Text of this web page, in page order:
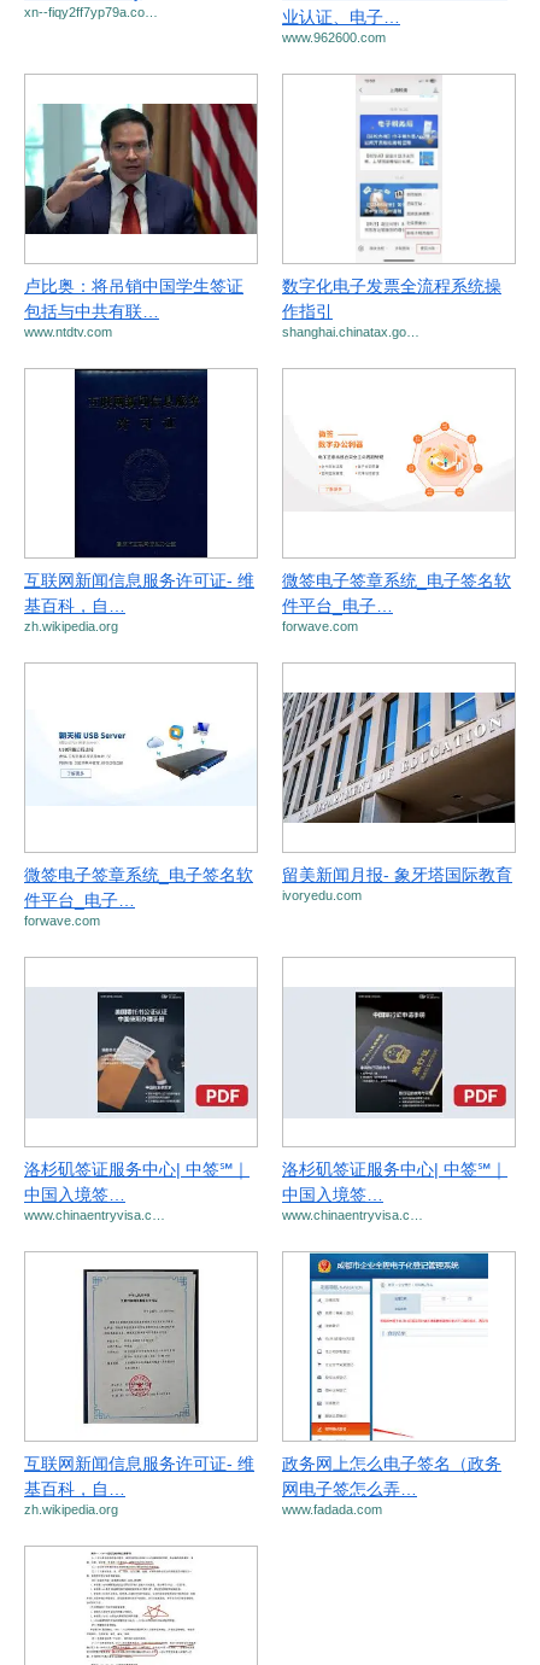
xn--fiqy2ff7yp79a.co…
业认证、电子…
www.962600.com
卢比奥：将吊销中国学生签证
包括与中共有联…
www.ntdtv.com
数字化电子发票全流程系统操
作指引
shanghai.chinatax.go…
互联网新闻信息服务许可证- 维
基百科，自…
zh.wikipedia.org
微签电子签章系统_电子签名软
件平台_电子…
forwave.com
微签电子签章系统_电子签名软
件平台_电子…
forwave.com
留美新闻月报- 象牙塔国际教育
ivoryedu.com
洛杉矶签证服务中心| 中签℠｜
中国入境签…
www.chinaentryvisa.c…
洛杉矶签证服务中心| 中签℠｜
中国入境签…
www.chinaentryvisa.c…
互联网新闻信息服务许可证- 维
基百科，自…
zh.wikipedia.org
政务网上怎么电子签名（政务
网电子签怎么弄…
www.fadada.com